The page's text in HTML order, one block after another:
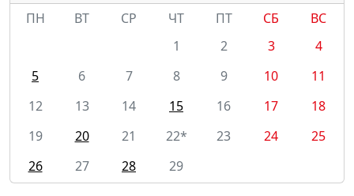
ПН
ВТ СР ЧТ ПТ СБ
ВС
1
2 3
4
5
6 7 8 9 10
11
12
13 14 15 16 17
18
19
20 21 22* 23 24
25
26
27 28 29